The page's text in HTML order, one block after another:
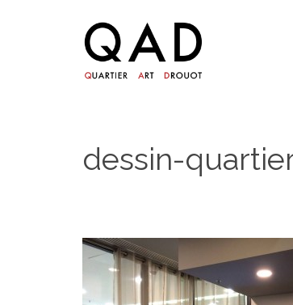
dessin-